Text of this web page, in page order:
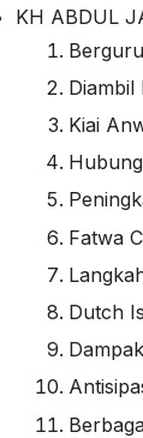
KH ABDUL
Diambil
Kiai
Fatwa
Dutch